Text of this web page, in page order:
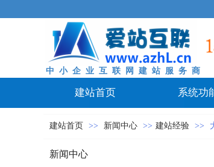
中 小 企 业 互 联 网 建 站 服 务 商
建站首页 系统功
建站首页 >> 新闻中心 >> 建站经验 >>
新闻中心